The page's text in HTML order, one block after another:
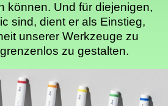
können. Und für diejenigen,
sind, dient er als Einstieg,
unserer Werkzeuge zu
zu gestalten.